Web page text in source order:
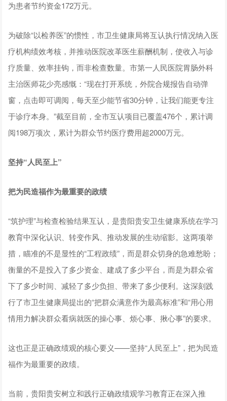
为患者节约资金172万元。
为破除“以检养医”的惯性，市卫生健康局将互认执行情况纳入医
疗机构绩效考核，并推动医院改革医生薪酬机制，使收入与诊
疗质量、效率挂钩，而非检查数量。市第一人民医院胃肠外科
主治医师花少亮感慨：“现在打开系统，外院合规报告自动弹
窗，点击即可调阅，每天至少能节省30分钟，让我们能更专注
于诊疗本身。”截至目前，全市互认项目已覆盖476个，累计调
阅198万项次，累计为群众节约医疗费用超2000万元。
坚持“人民至上”
把为民造福作为最重要的政绩
“筑护理”与检查检验结果互认，是贵阳贵安卫生健康系统在学习
教育中深化认识、转变作风、推动发展的生动缩影。这两项举
措，瞄准的不是显性的“工程政绩”，而是群众切身的急难愁盼；
衡量的不是投入了多少资金、建成了多少平台，而是为群众省
下了多少时间、减轻了多少负担、带来了多少便利。这深刻践
行了市卫生健康局提出的“把群众满意作为最高标准”和“用心用
情用力解决群众看病就医的操心事、烦心事、揪心事”的要求。
这也正是正确政绩观的核心要义——坚持“人民至上”，把为民造
福作为最重要的政绩。
当前，贵阳贵安树立和践行正确政绩观学习教育正在深入推